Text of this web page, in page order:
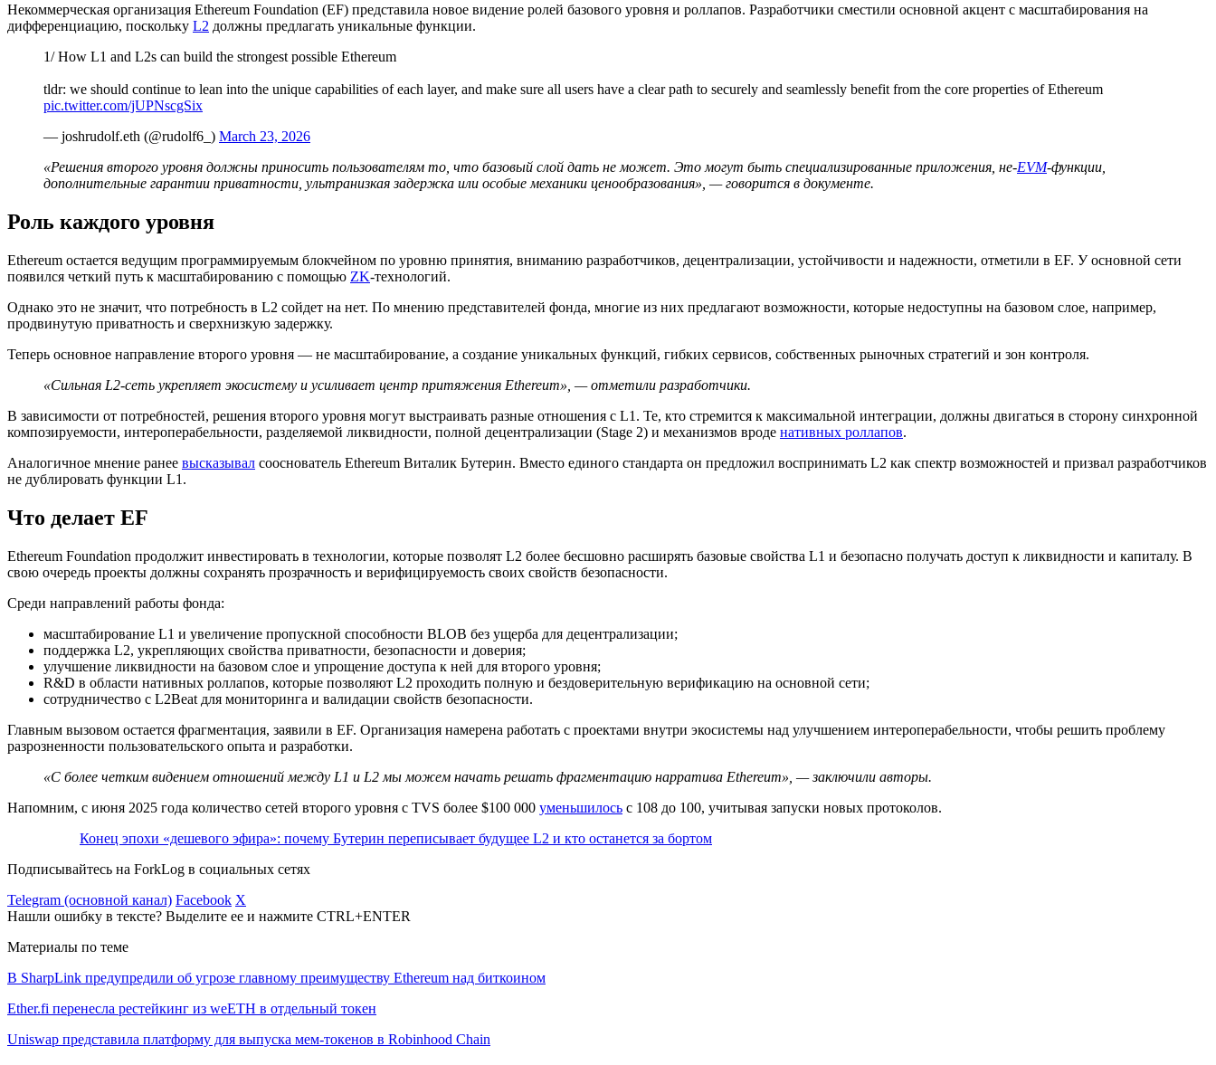
Некоммерческая организация Ethereum Foundation (EF) представила новое видение ролей базового уровня и роллапов. Разработчики сместили основной акцент с масштабирования на
дифференциацию, поскольку L2 должны предлагать уникальные функции.
1/ How L1 and L2s can build the strongest possible Ethereum
tldr: we should continue to lean into the unique capabilities of each layer, and make sure all users have a clear path to securely and seamlessly benefit from the core properties of Ethereum
pic.twitter.com/jUPNscgSix
— joshrudolf.eth (@rudolf6_) March 23, 2026
«Решения второго уровня должны приносить пользователям то, что базовый слой дать не может. Это могут быть специализированные приложения, не-EVM-функции,
дополнительные гарантии приватности, ультранизкая задержка или особые механики ценообразования», — говорится в документе.
Роль каждого уровня
Ethereum остается ведущим программируемым блокчейном по уровню принятия, вниманию разработчиков, децентрализации, устойчивости и надежности, отметили в EF. У основной сети
появился четкий путь к масштабированию с помощью ZK-технологий.
Однако это не значит, что потребность в L2 сойдет на нет. По мнению представителей фонда, многие из них предлагают возможности, которые недоступны на базовом слое, например,
продвинутую приватность и сверхнизкую задержку.
Теперь основное направление второго уровня — не масштабирование, а создание уникальных функций, гибких сервисов, собственных рыночных стратегий и зон контроля.
«Сильная L2-сеть укрепляет экосистему и усиливает центр притяжения Ethereum», — отметили разработчики.
В зависимости от потребностей, решения второго уровня могут выстраивать разные отношения с L1. Те, кто стремится к максимальной интеграции, должны двигаться в сторону синхронной
композируемости, интероперабельности, разделяемой ликвидности, полной децентрализации (Stage 2) и механизмов вроде нативных роллапов.
Аналогичное мнение ранее высказывал сооснователь Ethereum Виталик Бутерин. Вместо единого стандарта он предложил воспринимать L2 как спектр возможностей и призвал разработчиков
не дублировать функции L1.
Что делает EF
Ethereum Foundation продолжит инвестировать в технологии, которые позволят L2 более бесшовно расширять базовые свойства L1 и безопасно получать доступ к ликвидности и капиталу. В
свою очередь проекты должны сохранять прозрачность и верифицируемость своих свойств безопасности.
Среди направлений работы фонда:
масштабирование L1 и увеличение пропускной способности BLOB без ущерба для децентрализации;
поддержка L2, укрепляющих свойства приватности, безопасности и доверия;
улучшение ликвидности на базовом слое и упрощение доступа к ней для второго уровня;
R&D в области нативных роллапов, которые позволяют L2 проходить полную и бездоверительную верификацию на основной сети;
сотрудничество с L2Beat для мониторинга и валидации свойств безопасности.
Главным вызовом остается фрагментация, заявили в EF. Организация намерена работать с проектами внутри экосистемы над улучшением интероперабельности, чтобы решить проблему
разрозненности пользовательского опыта и разработки.
«С более четким видением отношений между L1 и L2 мы можем начать решать фрагментацию нарратива Ethereum», — заключили авторы.
Напомним, с июня 2025 года количество сетей второго уровня с TVS более $100 000 уменьшилось с 108 до 100, учитывая запуски новых протоколов.
Конец эпохи «дешевого эфира»: почему Бутерин переписывает будущее L2 и кто останется за бортом
Подписывайтесь на ForkLog в социальных сетях
Telegram (основной канал) Facebook X
Нашли ошибку в тексте? Выделите ее и нажмите CTRL+ENTER
Материалы по теме
В SharpLink предупредили об угрозе главному преимуществу Ethereum над биткоином
Ether.fi перенесла рестейкинг из weETH в отдельный токен
Uniswap представила платформу для выпуска мем-токенов в Robinhood Chain